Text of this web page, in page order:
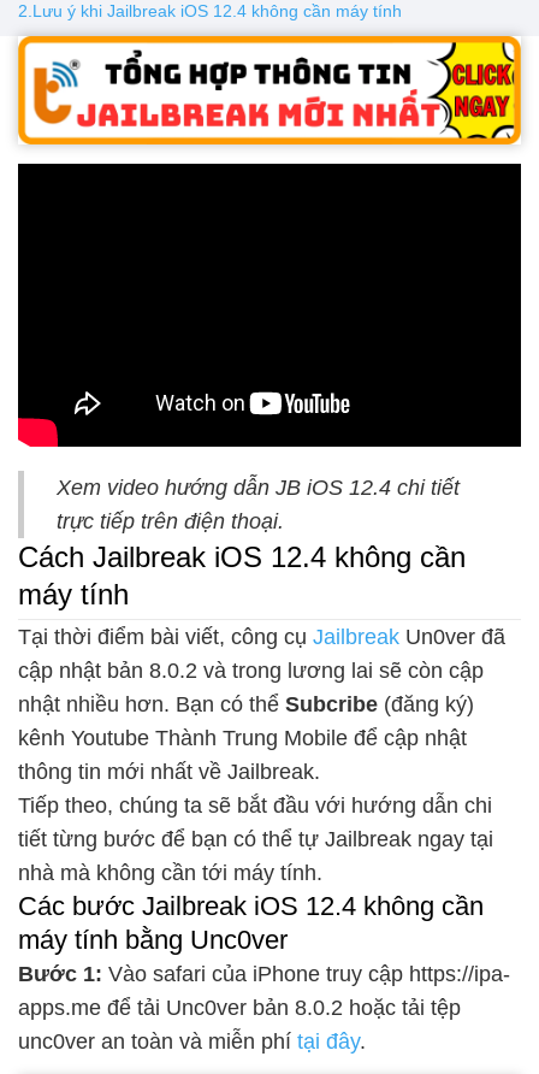
2.Lưu ý khi Jailbreak iOS 12.4 không cần máy tính
Xem video hướng dẫn JB iOS 12.4 chi tiết
trực tiếp trên điện thoại.
Cách Jailbreak iOS 12.4 không cần
máy tính
Tại thời điểm bài viết, công cụ Jailbreak Un0ver đã
cập nhật bản 8.0.2 và trong lương lai sẽ còn cập
nhật nhiều hơn. Bạn có thể Subcribe (đăng ký)
kênh Youtube Thành Trung Mobile để cập nhật
thông tin mới nhất về Jailbreak.
Tiếp theo, chúng ta sẽ bắt đầu với hướng dẫn chi
tiết từng bước để bạn có thể tự Jailbreak ngay tại
nhà mà không cần tới máy tính.
Các bước Jailbreak iOS 12.4 không cần
máy tính bằng Unc0ver
Bước 1: Vào safari của iPhone truy cập https://ipa-
apps.me để tải Unc0ver bản 8.0.2 hoặc tải tệp
unc0ver an toàn và miễn phí tại đây.